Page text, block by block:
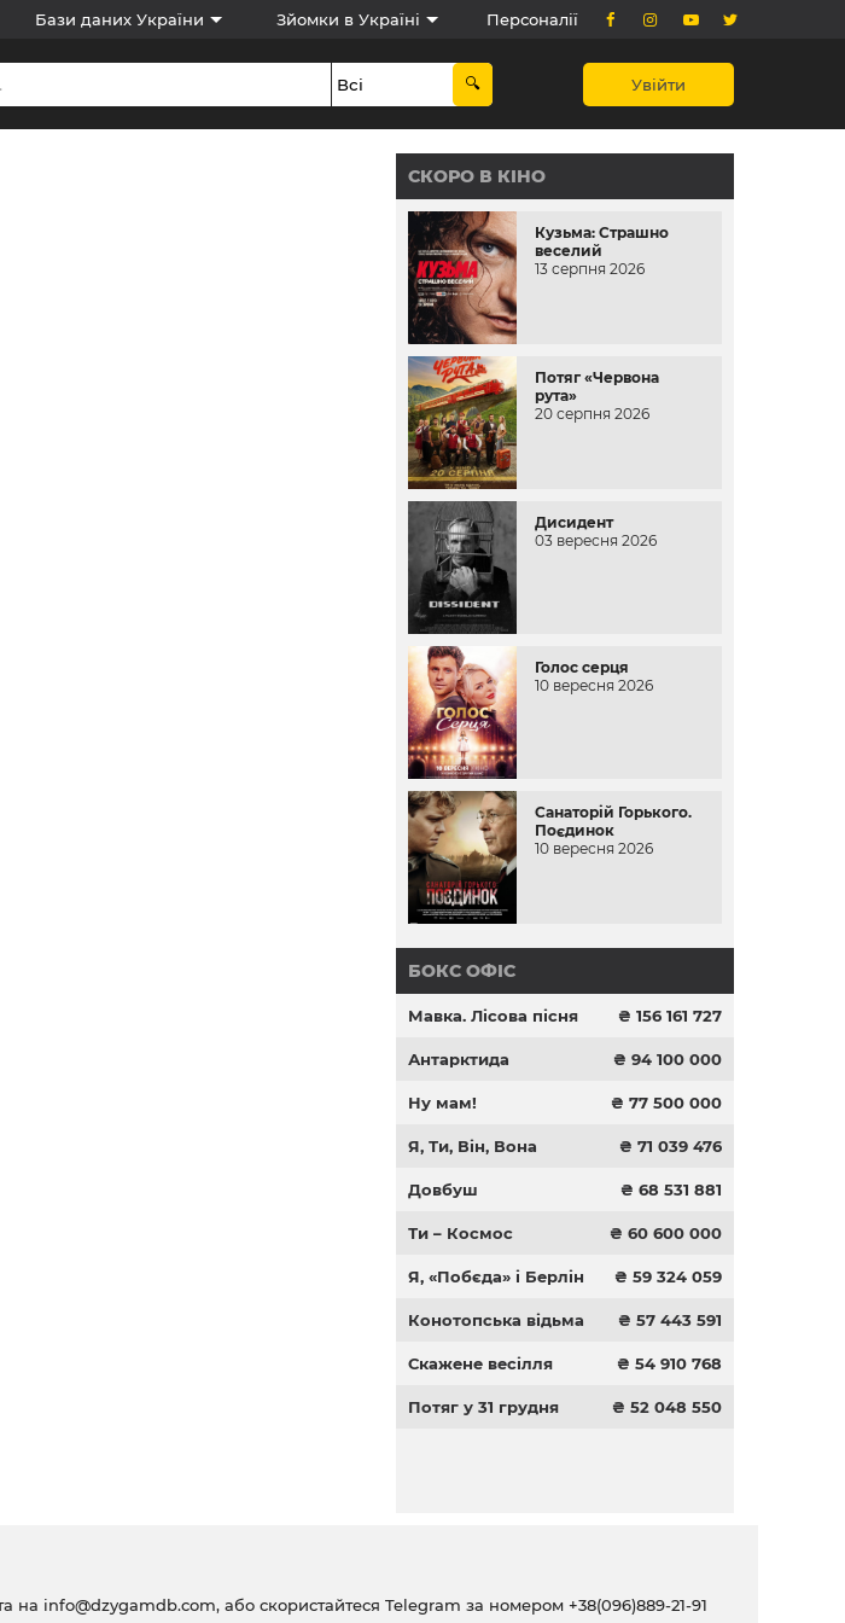
Бази даних України Зйомки в Україні Персоналії
Увійти
СКОРО В КІНО
Кузьма: Страшно
веселий
13 серпня 2026
Потяг «Червона
рута»
20 серпня 2026
Дисидент
03 вересня 2026
Голос серця
10 вересня 2026
Санаторій Горького.
Поєдинок
10 вересня 2026
БОКС ОФІС
Мавка. Лісова пісня ₴ 156 161 727
Антарктида ₴ 94 100 000
Ну мам! ₴ 77 500 000
Я, Ти, Він, Вона ₴ 71 039 476
Довбуш ₴ 68 531 881
Ти – Космос ₴ 60 600 000
Я, «Побєда» і Берлін ₴ 59 324 059
Конотопська відьма ₴ 57 443 591
Скажене весілля ₴ 54 910 768
Потяг у 31 грудня ₴ 52 048 550
на info@dzygamdb.com, або скористайтеся Telegram за номером +38(096)889-21-91